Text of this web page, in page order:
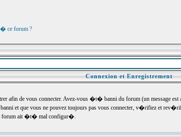
ce forum ?
Connexion et Enregistrement
afin de vous connecter. Avez-vous �t� banni du forum (un message
et que vous ne pouvez toujours pas vous connecter, v�rifiez et
le forum ait �t� mal configur�.